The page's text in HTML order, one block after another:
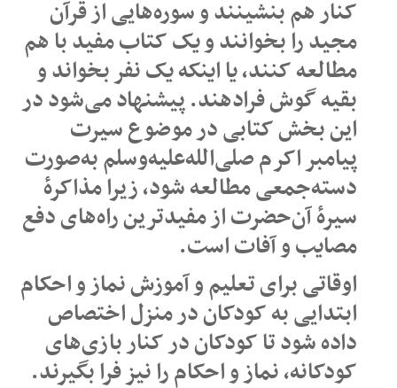
کنار هم بنشینند و سوره‌هایی از قرآن
مجید را بخوانند و یک کتاب مفید با هم
مطالعه کنند، یا اینکه یک نفر بخواند و
بقیه گوش فرادهند. پیشنهاد می‌شود در
این بخش کتابی در موضوع سیرت
پیامبر اکرم صلی‌الله‌علیه‌وسلم به‌صورت
دسته‌جمعی مطالعه شود، زیرا مذاکرۀ
سیرۀ آن‌حضرت از مفیدترین راه‌های دفع
مصایب و آفات است.
اوقاتی برای تعلیم و آموزش نماز و احکام
ابتدایی به کودکان در منزل اختصاص
داده شود تا کودکان در کنار بازی‌های
کودکانه، نماز و احکام را نیز فرا بگیرند.